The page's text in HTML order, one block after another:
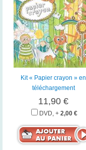
Kit « Papier crayon » en
téléchargement
11,90 €
DVD, + 2,00 €